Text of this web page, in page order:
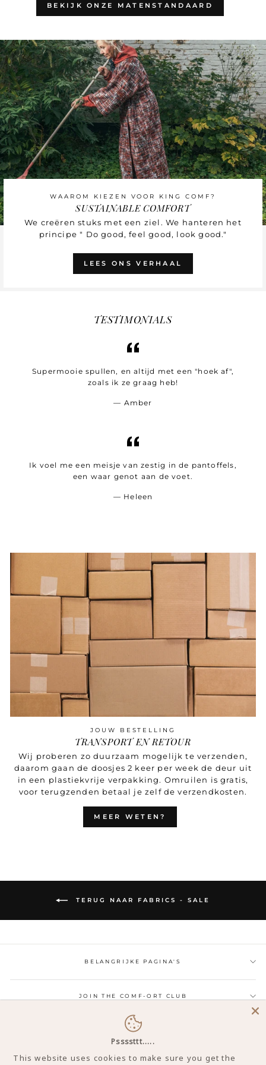
BEKIJK ONZE MATENSTANDAARD
WAAROM KIEZEN VOOR KING COMF?
SUSTAINABLE COMFORT
We creëren stuks met een ziel. We hanteren het
principe " Do good, feel good, look good."
LEES ONS VERHAAL
TESTIMONIALS
Supermooie spullen, en altijd met een "hoek af",
zoals ik ze graag heb!
Amber
Ik voel me een meisje van zestig in de pantoffels,
een waar genot aan de voet.
Heleen
JOUW BESTELLING
TRANSPORT EN RETOUR
Wij proberen zo duurzaam mogelijk te verzenden,
daarom gaan de doosjes 2 keer per week de deur uit
in een plastiekvrije verpakking. Omruilen is gratis,
voor terugzenden betaal je zelf de verzendkosten.
MEER WETEN?
TERUG NAAR FABRICS - SALE
BELANGRIJKE PAGINA'S
JOIN THE COMF-ORT CLUB
CONTACT
Pssssttt.....
This website uses cookies to make sure you get the